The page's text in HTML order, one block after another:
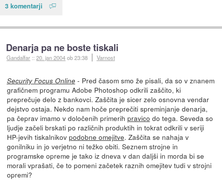
3 komentarji
Denarja pa ne boste tiskali
Gandalfar ::20. jan 2004ob 23:38 Varnost
Security Focus Online- Pred časom smo že pisali, da so v znanem
grafičnem programu Adobe Photoshop odkrili zaščito, ki
preprečuje delo z bankovci. Zaščita je sicer zelo osnovna vendar
dejstvo ostaja. Nekdo nam hoče preprečiti spreminjanje denarja,
pa čeprav imamo v določenih primerih pravico do tega. Seveda so
ljudje začeli brskati po različnih produktih in tokrat odkrili v seriji
HP-jevih tiskalnikov podobne omejitve. Zaščita se nahaja v
gonilniku in jo verjetno ni težko obiti. Seznem strojne in
programske opreme je tako iz dneva v dan daljši in morda bi se
morali vprašati, če to pomeni začetek raznih omejitev tudi v strojni
opremi?